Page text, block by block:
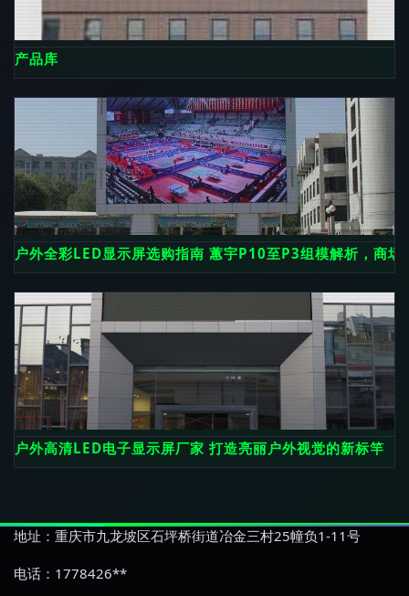
产品库
户外全彩LED显示屏选购指南 蕙宇P10至P3组模解析，商场
户外高清LED电子显示屏厂家 打造亮丽户外视觉的新标竿
地址：重庆市九龙坡区石坪桥街道冶金三村25幢负1-11号
电话：1778426**